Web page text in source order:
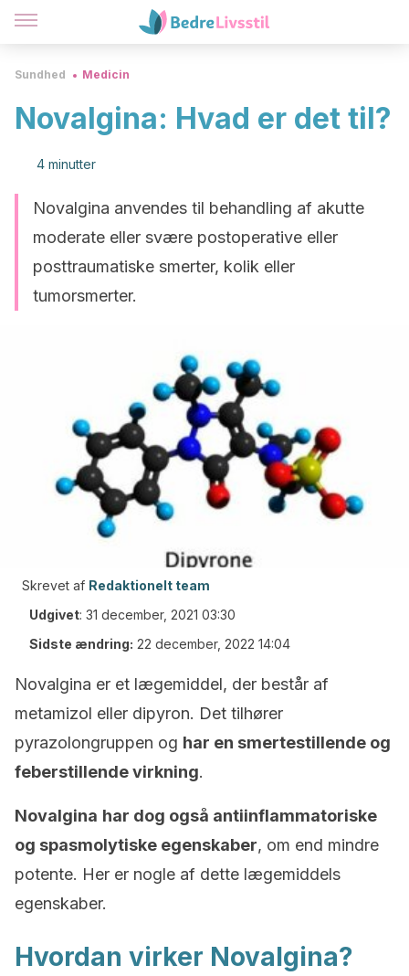
Sundhed Medicin
Novalgina: Hvad er det til?
4 minutter
Novalgina anvendes til behandling af akutte
moderate eller svære postoperative eller
posttraumatiske smerter, kolik eller
tumorsmerter.
Skrevet af Redaktionelt team
Udgivet: 31 december, 2021 03:30
Sidste ændring: 22 december, 2022 14:04
Novalgina er et lægemiddel, der består af
metamizol eller dipyron. Det tilhører
pyrazolongruppen og har en smertestillende og
feberstillende virkning.
Novalgina har dog også antiinflammatoriske
og spasmolytiske egenskaber, om end mindre
potente. Her er nogle af dette lægemiddels
egenskaber.
Hvordan virker Novalgina?